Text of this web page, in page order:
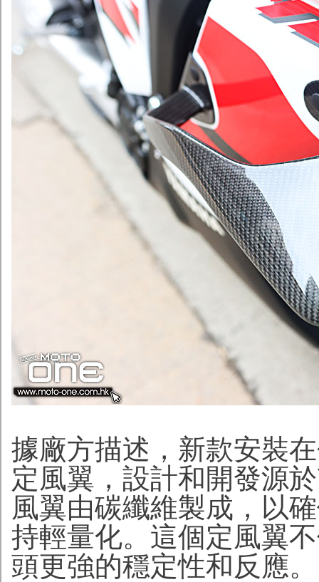
據廠方描述，新款安裝
定風翼，設計和開發源
風翼由碳纖維製成，以
持輕量化。這個定風翼
頭更強的穩定性和反應。